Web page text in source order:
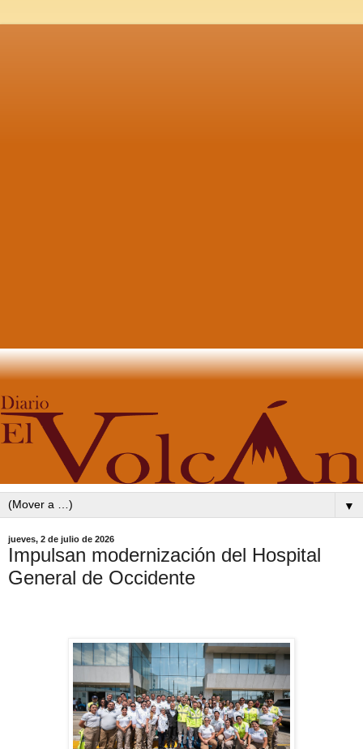
▼
jueves, 2 de julio de 2026
Impulsan modernización del Hospital
General de Occidente